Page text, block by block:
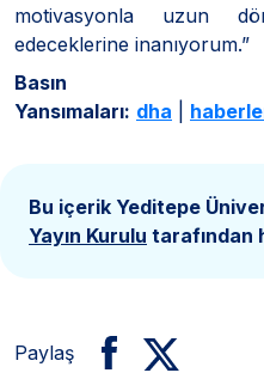
motivasyonla uzun
edeceklerine inanıyorum.”
Basın
Yansımaları: dha
Bu içerik Yeditepe
Yayın Kurulu tarafından
Paylaş